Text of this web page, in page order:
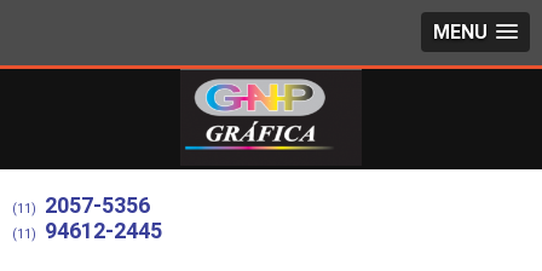
MENU
(11) 2057-5356
(11) 94612-2445